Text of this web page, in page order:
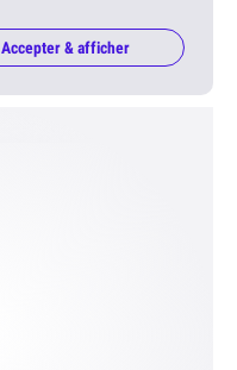
Accepter & afficher